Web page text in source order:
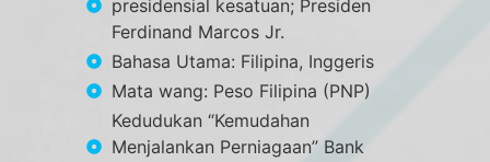
presidensial kesatuan; Presiden
Ferdinand Marcos Jr.
Bahasa Utama: Filipina, Inggeris
Mata wang: Peso Filipina (PNP)
Kedudukan “Kemudahan
Menjalankan Perniagaan” Bank